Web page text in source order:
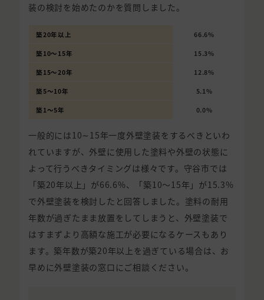
装の検討を始めたのかを質問しました。
築20年以上 66.6%
築10〜15年 15.3%
築15〜20年 12.8%
築5〜10年 5.1%
築1〜5年 0.0%
一般的には10∼15年一度外壁塗装をするべきといわ
れていますが、外壁に使用した塗料や外壁の状態に
よって行うべきタイミングは様々です。守谷市では
「築20年以上」が66.6%、「築10〜15年」が15.3%
で外壁塗装を検討したと回答しました。塗料の耐用
年数が過ぎたまま放置をしてしまうと、外壁塗装で
はすまずより高額な施工が必要になるケースもあり
ます。築年数が築20年以上を過ぎている場合は、お
早めに外壁塗装の窓口にご相談ください。